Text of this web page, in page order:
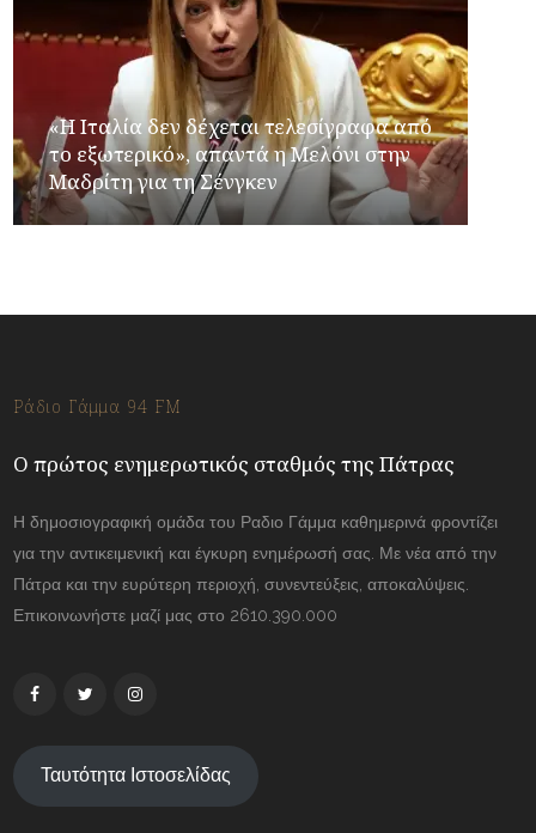
«Η Ιταλία δεν δέχεται τελεσίγραφα από
το εξωτερικό», απαντά η Μελόνι στην
Μαδρίτη για τη Σένγκεν
Ράδιο Γάμμα 94 FM
Ο πρώτος ενημερωτικός σταθμός της Πάτρας
Η δημοσιογραφική ομάδα του Ραδιο Γάμμα καθημερινά φροντίζει
για την αντικειμενική και έγκυρη ενημέρωσή σας. Με νέα από την
Πάτρα και την ευρύτερη περιοχή, συνεντεύξεις, αποκαλύψεις.
Επικοινωνήστε μαζί μας στο 2610.390.000
Ταυτότητα Ιστοσελίδας